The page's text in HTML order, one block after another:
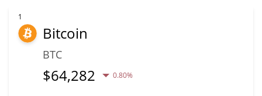
1
Bitcoin
BTC
$64,282 0.80%